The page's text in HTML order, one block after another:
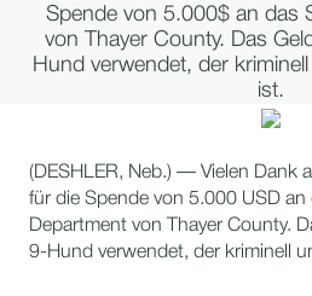
Spende von 5.000$ an das
von Thayer County. Das
Hund verwendet, der
ist.
(DESHLER, Neb.) — Vielen Dank
für die Spende von 5.000 USD an
Department von Thayer County.
9-Hund verwendet, der kriminell